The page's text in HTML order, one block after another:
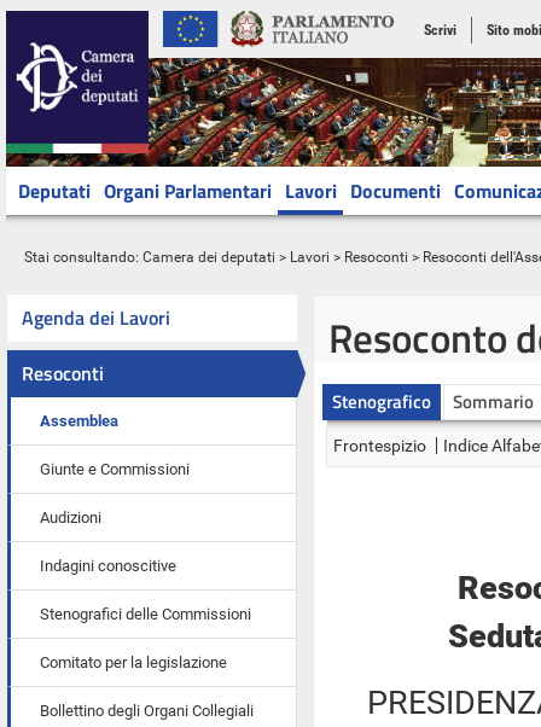
Scrivi Sito
Deputati Organi Parlamentari Lavori Documenti
Stai consultando: Camera dei deputati > Lavori > Resoconti > Resoconti
Agenda dei Lavori
Resoconti
Assemblea
Giunte e Commissioni
Audizioni
Indagini conoscitive
Stenografici delle Commissioni
Comitato per la legislazione
Bollettino degli Organi Collegiali
Resoconto
Stenografico Sommario
Frontespizio Indice